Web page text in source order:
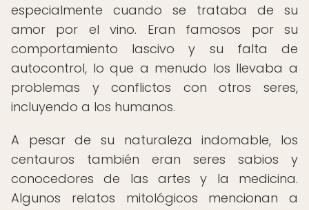
especialmente cuando se trataba de su
amor por el vino. Eran famosos por su
comportamiento lascivo y su falta de
autocontrol, lo que a menudo los llevaba a
problemas y conflictos con otros seres,
incluyendo a los humanos.
A pesar de su naturaleza indomable, los
centauros también eran seres sabios y
conocedores de las artes y la medicina.
Algunos relatos mitológicos mencionan a